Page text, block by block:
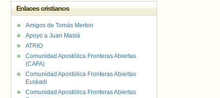
Enlaces cristianos
Amigos de Tomás Merton
Apoyo a Juan Masiá
ATRIO
Comunidad Apostólica Fronteras Abiertas
(CAFA)
Comunidad Apostólica Fronteras Abiertas
Euskadi
Comunidad Apostólica Fronteras Abiertas